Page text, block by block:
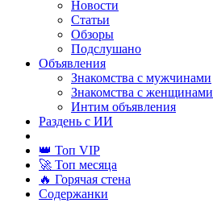
Новости
Статьи
Обзоры
Подслушано
Объявления
Знакомства с мужчинами
Знакомства с женщинами
Интим объявления
Раздень с ИИ
👑 Топ VIP
🚀 Топ месяца
🔥 Горячая стена
Содержанки